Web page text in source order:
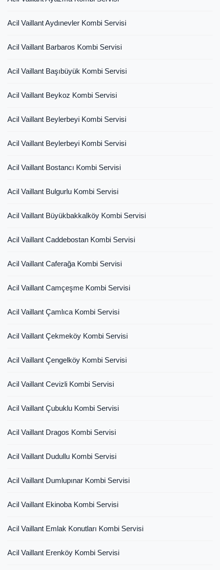
Acil Vaillant Aydınevler Kombi Servisi
Acil Vaillant Barbaros Kombi Servisi
Acil Vaillant Başıbüyük Kombi Servisi
Acil Vaillant Beykoz Kombi Servisi
Acil Vaillant Beylerbeyi Kombi Servisi
Acil Vaillant Beylerbeyi Kombi Servisi
Acil Vaillant Bostancı Kombi Servisi
Acil Vaillant Bulgurlu Kombi Servisi
Acil Vaillant Büyükbakkalköy Kombi Servisi
Acil Vaillant Caddebostan Kombi Servisi
Acil Vaillant Caferağa Kombi Servisi
Acil Vaillant Camçeşme Kombi Servisi
Acil Vaillant Çamlıca Kombi Servisi
Acil Vaillant Çekmeköy Kombi Servisi
Acil Vaillant Çengelköy Kombi Servisi
Acil Vaillant Cevizli Kombi Servisi
Acil Vaillant Çubuklu Kombi Servisi
Acil Vaillant Dragos Kombi Servisi
Acil Vaillant Dudullu Kombi Servisi
Acil Vaillant Dumlupınar Kombi Servisi
Acil Vaillant Ekinoba Kombi Servisi
Acil Vaillant Emlak Konutları Kombi Servisi
Acil Vaillant Erenköy Kombi Servisi